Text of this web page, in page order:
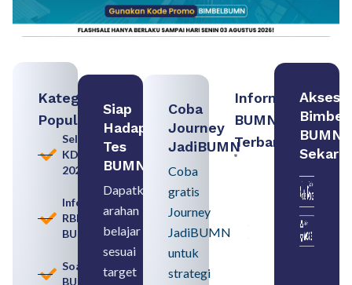
Kategori
Populer
Seleksi
KDKMP
2026
Informasi
RBB
BUMN
Soal
BUMN
Siap
Hadapi
Tes
BUMN
Dapatkan
arahan
belajar
sesuai
target
Coba
Journey
JadiBUMN
Coba
gratis
Journey
JadiBUMN
untuk
strategi
Informasi
BUMN
Terbaru:
SMA
Syarat,
Akses
Bimbel
BUMN